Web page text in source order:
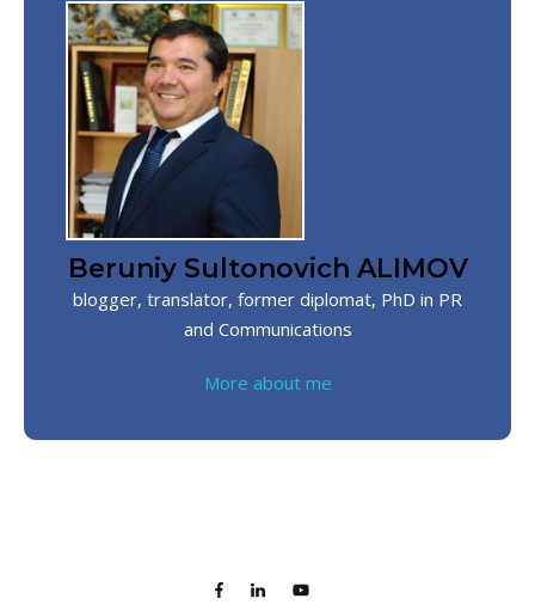
Beruniy Sultonovich ALIMOV
blogger, translator, former diplomat, PhD in PR
and Communications
More about me